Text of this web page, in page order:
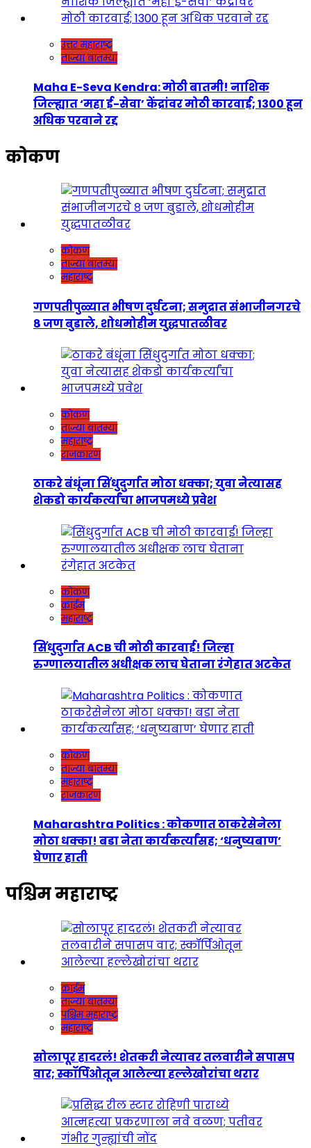
उत्तर महाराष्ट्र
ताज्या बातम्या
Maha E-Seva Kendra: मोठी बातमी! नाशिक
जिल्ह्यात ‘महा ई-सेवा’ केंद्रांवर मोठी कारवाई; 1300 हून
अधिक परवाने रद्द
कोकण
कोकण
ताज्या बातम्या
महाराष्ट्र
गणपतीपुळ्यात भीषण दुर्घटना; समुद्रात संभाजीनगरचे
८ जण बुडाले, शोधमोहीम युद्धपातळीवर
कोकण
ताज्या बातम्या
महाराष्ट्र
राजकारण
ठाकरे बंधूंना सिंधुदुर्गात मोठा धक्का; युवा नेत्यासह
शेकडो कार्यकर्त्यांचा भाजपमध्ये प्रवेश
कोकण
क्राईम
महाराष्ट्र
सिंधुदुर्गात ACB ची मोठी कारवाई! जिल्हा
रुग्णालयातील अधीक्षक लाच घेताना रंगेहात अटकेत
कोकण
ताज्या बातम्या
महाराष्ट्र
राजकारण
Maharashtra Politics : कोकणात ठाकरेसेनेला
मोठा धक्का! बडा नेता कार्यकर्त्यांसह; ‘धनुष्यबाण’
घेणार हाती
पश्चिम महाराष्ट्र
क्राईम
ताज्या बातम्या
पश्चिम महाराष्ट्र
महाराष्ट्र
सोलापूर हादरलं! शेतकरी नेत्यावर तलवारीने सपासप
वार; स्कॉर्पिओतून आलेल्या हल्लेखोरांचा थरार